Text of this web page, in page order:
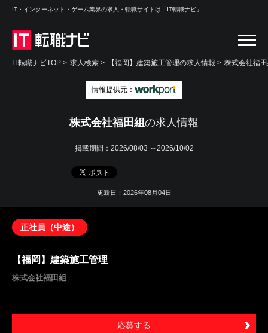
IT・インターネット・ゲーム業界の求人・転職サイトは「IT転職ナビ」
IT転職ナビTOP > 求人検索 > 【福岡】建築施工管理の求人情報 > 株式会社福
情報提供元：
株式会社福田組の求人情報
掲載期間： 2026/08/03 ～2026/10/02
更新日：2026年08月04日
正社員（中途）
【福岡】建築施工管理
株式会社福田組
応募する